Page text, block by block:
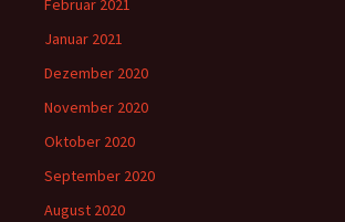
Februar 2021
Januar 2021
Dezember 2020
November 2020
Oktober 2020
September 2020
August 2020